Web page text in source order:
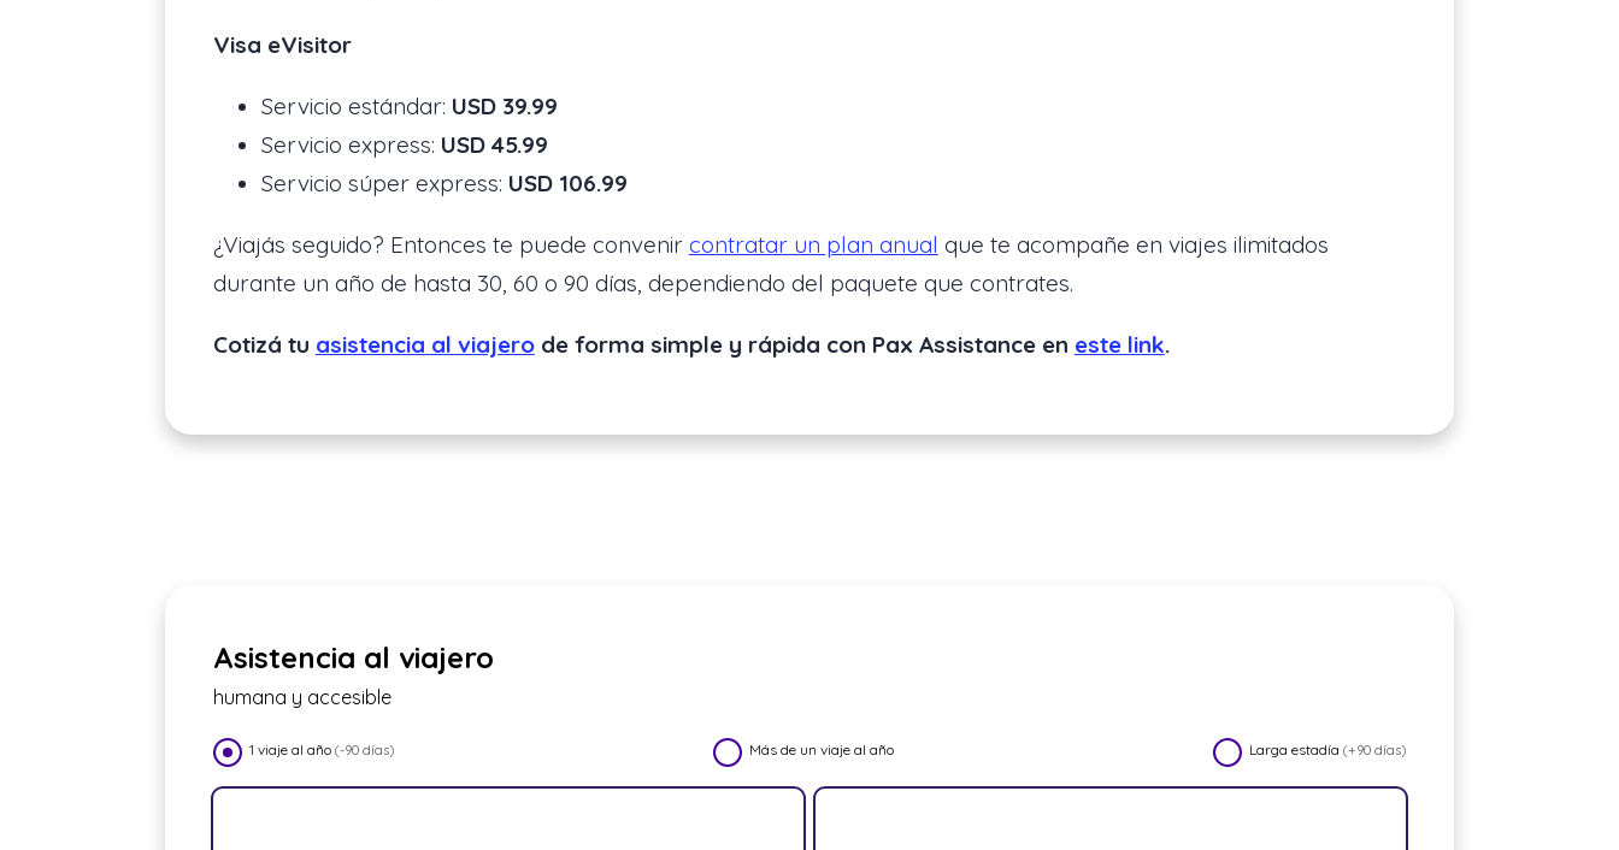
Visa eVisitor
Servicio estándar: USD 39.99
Servicio express: USD 45.99
Servicio súper express: USD 106.99
¿Viajás seguido? Entonces te puede convenir contratar un plan anual que te acompañe en viajes ilimitados
durante un año de hasta 30, 60 o 90 días, dependiendo del paquete que contrates.
Cotizá tu asistencia al viajerode forma simple y rápida con Pax Assistance en este link.
Asistencia al viajero
humana y accesible
1 viaje al año (-90 días) Más de un viaje al año Larga estadía(+90 días)